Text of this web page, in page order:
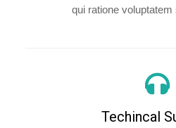
qui ratione voluptatem
Techincal